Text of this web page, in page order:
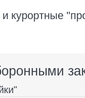
курортные